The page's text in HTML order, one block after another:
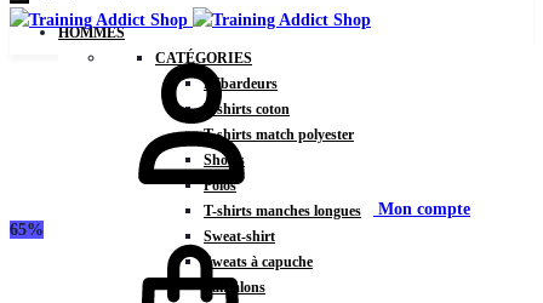
HOMMES
CATÉGORIES
Débardeurs
T-shirts coton
T-shirts match polyester
Shorts
Polos
T-shirts manches longues
Sweat-shirt
Sweats à capuche
Pantalons
Mon compte
65%